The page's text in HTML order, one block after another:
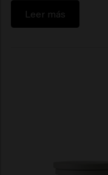
Leer más